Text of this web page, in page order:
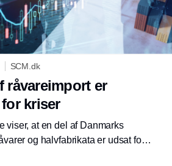
SCM.dk
råvareimport er
kriser
viser, at en del af Danmarks
og halvfabrikata er udsat for